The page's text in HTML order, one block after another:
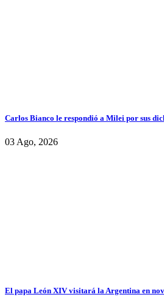
Carlos Bianco le respondió a Milei por sus
03 Ago, 2026
El papa León XIV visitará la Argentina en